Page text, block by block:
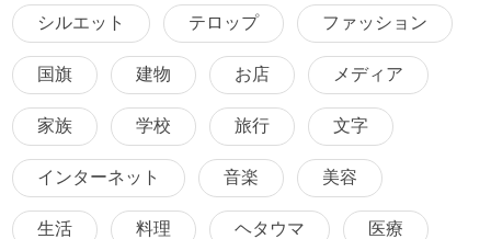
シルエット テロップ ファッション
国旗 建物 お店 メディア
家族 学校 旅行 文字
インターネット 音楽 美容
生活 料理 ヘタウマ 医療